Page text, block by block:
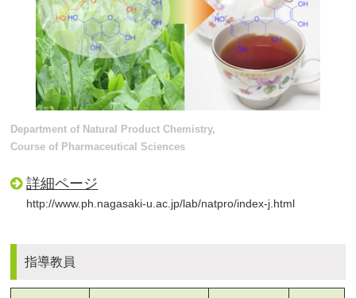
Department of Natural Product Chemistry,
Course of Pharmaceutical Sciences
詳細ページ
http://www.ph.nagasaki-u.ac.jp/lab/natpro/index-j.html
指導教員